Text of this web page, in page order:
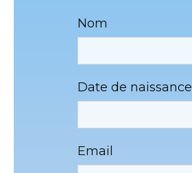
Nom
Date de naissance
Email